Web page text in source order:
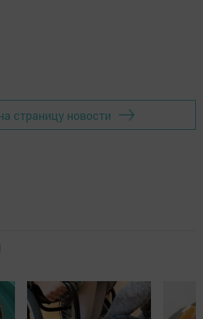
страницу новости